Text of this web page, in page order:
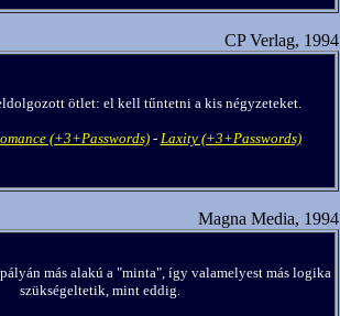
CP Verlag, 1994
ötlet: el kell tűntetni a kis négyzeteket.
(+3+Passwords)- Laxity (+3+Passwords)
Magna Media, 1994
más alakú a "minta", így valamelyest más logika
szükségeltetik, mint eddig.